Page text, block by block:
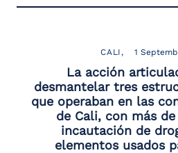
CALI 1
La acción
desmantelar tres
que operaban en las
de Cali, con más
incautación de
elementos usados